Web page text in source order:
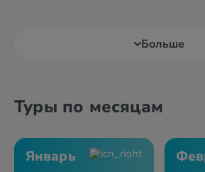
Больше
Туры по месяцам
Январь